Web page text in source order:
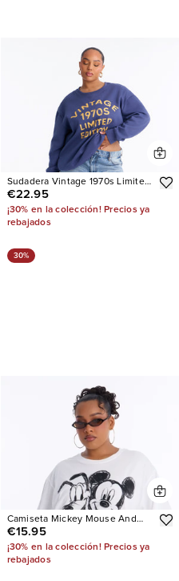
Sudadera Vintage 1970s Limited
Edition
€22.95
¡30% en la colección! Precios ya
rebajados
30%
Camiseta Mickey Mouse And
Pluto Drop Shoulder
€15.95
¡30% en la colección! Precios ya
rebajados